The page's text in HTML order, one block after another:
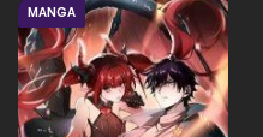
MANGA